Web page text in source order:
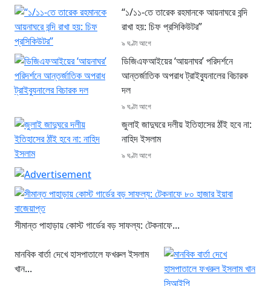
“১/১১-তে তারেক রহমানকে আয়নাঘরে বন্দি
রাখা হয়: চিফ প্রসিকিউটর”
৯ ঘণ্টা আগে
ডিজিএফআইয়ের ‘আয়নাঘর’ পরিদর্শনে
আন্তর্জাতিক অপরাধ ট্রাইব্যুনালের বিচারক
দল
৯ ঘণ্টা আগে
জুলাই জাদুঘরে দলীয় ইতিহাসের ঠাঁই হবে না:
নাহিদ ইসলাম
৯ ঘণ্টা আগে
সীমান্ত পাহাড়ায় কোস্ট গার্ডের বড় সাফল্য: টেকনাফে...
মানবিক বার্তা দেখে হাসপাতালে ফখরুল ইসলাম
খান...